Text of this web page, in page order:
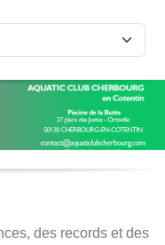
des records et des